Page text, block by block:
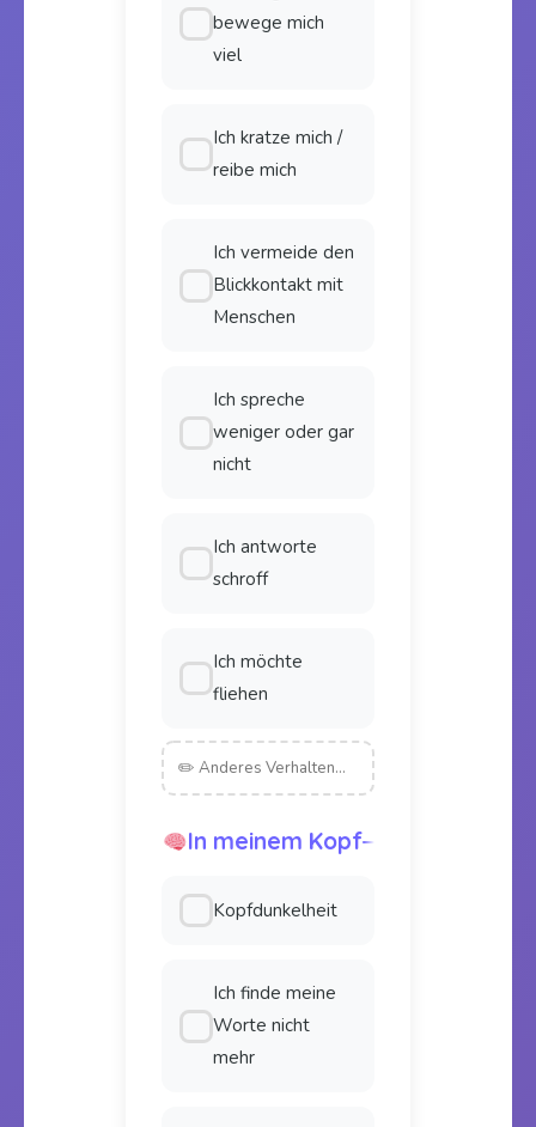
bewege mich
viel
Ich kratze mich /
reibe mich
Ich vermeide den
Blickkontakt mit
Menschen
Ich spreche
weniger oder gar
nicht
Ich antworte
schroff
Ich möchte
fliehen
In meinem Kopf
Kopfdunkelheit
Ich finde meine
Worte nicht
mehr